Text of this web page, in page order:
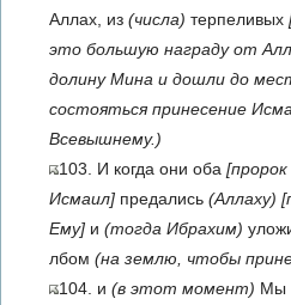
Аллах, из (числа) терпеливых
это большую награду от
долину Мина и дошли до
состояться принесение
Всевышнему.)
103. И когда они оба
Исмаил] предались (Аллаху)
Ему] и (тогда Ибрахим)
лбом (на землю, чтобы
104. и (в этот момент) Мы